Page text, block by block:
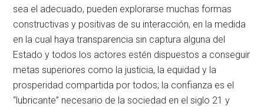
sea el adecuado, pueden explorarse muchas formas
constructivas y positivas de su interacción, en la medida
en la cual haya transparencia sin captura alguna del
Estado y todos los actores estén dispuestos a conseguir
metas superiores como la justicia, la equidad y la
prosperidad compartida por todos; la confianza es el
“lubricante” necesario de la sociedad en el siglo 21 y